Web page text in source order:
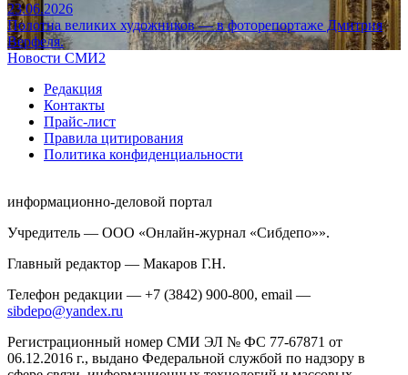
23.06.2026
Полотна великих художников — в фоторепортаже Дмитрия
Верфеля.
Новости СМИ2
Редакция
Контакты
Прайс-лист
Правила цитирования
Политика конфиденциальности
информационно-деловой портал
Учредитель — ООО «Онлайн-журнал «Сибдепо»».
Главный редактор — Макаров Г.Н.
Телефон редакции — +7 (3842) 900-800, email —
sibdepo@yandex.ru
Регистрационный номер СМИ ЭЛ № ФС 77-67871 от
06.12.2016 г., выдано Федеральной службой по надзору в